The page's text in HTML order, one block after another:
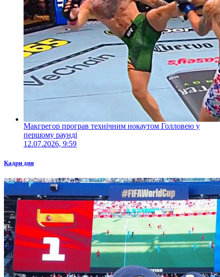
Макгрегор програв технічним нокаутом Голловею у
першому раунді
12.07.2026, 9:59
Кадри дня